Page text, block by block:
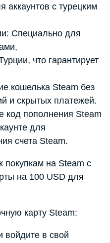
аккаунтов с турецким
Специально для
что гарантирует
кошелька Steam без
и скрытых платежей.
код пополнения Steam
для
счета Steam.
покупкам на Steam с
на 100 USD для
карту Steam:
войдите в свой